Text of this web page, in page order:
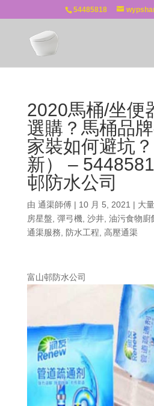
54485818
2020馬桶/坐便
選購？馬桶品
家裝如何避坑
新） –
邨防水公司
由 通渠師傅| 10 月 5, 2021 | 大
房星盤 彈弓機 沙井, 油污食物廚
通渠服務
防水工程 高壓通渠
富山邨防水公司